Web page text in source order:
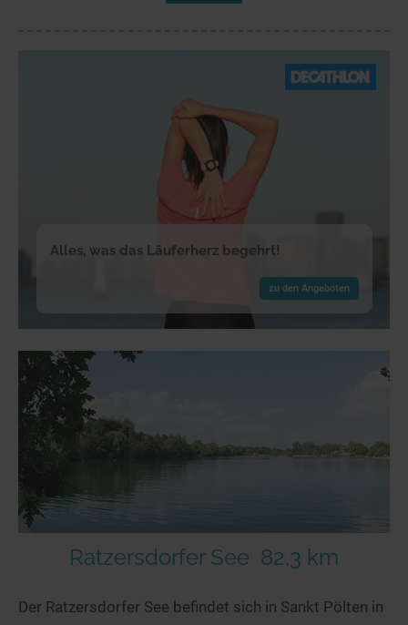
Alles, was das Läuferherz begehrt!
zu den Angeboten
Ratzersdorfer See 82,3 km
Der Ratzersdorfer See befindet sich in Sankt Pölten in